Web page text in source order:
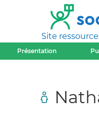
Site
Présentation